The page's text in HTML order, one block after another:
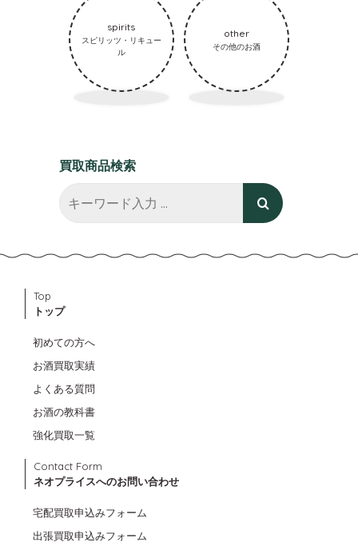
spirits
スピリッツ・リキュー
ル
other
その他のお酒
買取商品検索
Top
トップ
初めての方へ
お酒買取実績
よくある質問
お酒の教科書
強化買取一覧
Contact Form
ネオプライスへのお問い合わせ
宅配買取申込みフォーム
出張買取申込みフォーム